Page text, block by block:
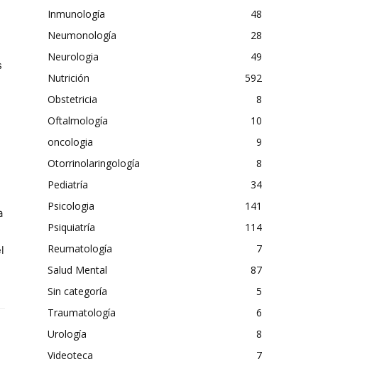
Inmunología
48
Neumonología
28
Neurologia
49
Nutrición
592
Obstetricia
8
Oftalmología
10
oncologia
9
Otorrinolaringología
8
Pediatría
34
Psicologia
141
Psiquiatría
114
Reumatología
7
Salud Mental
87
Sin categoría
5
Traumatología
6
Urología
8
Videoteca
7